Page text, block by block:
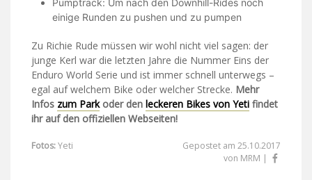
einige Runden zu pushen und zu pumpen
Zu Richie Rude müssen wir wohl nicht viel sagen: der
junge Kerl war die letzten Jahre die Nummer Eins der
Enduro World Serie und ist immer schnell unterwegs –
egal auf welchem Bike oder welcher Strecke. Mehr
Infos zum Parkoder den leckeren Bikes von Yeti findet
ihr auf den offiziellen Webseiten!
Fotos:Yeti
Gepostet am 25.10.2017
von MRM |